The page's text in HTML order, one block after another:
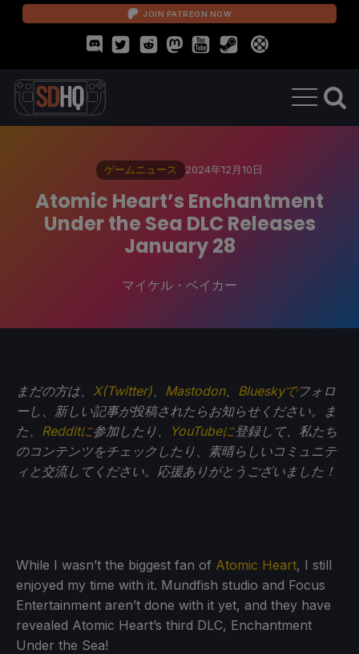
JOIN PATREON NOW
ゲームニュース 2024年12月10日
Atomic Heart’s Enchantment
Under the Sea DLC Releases
January 28
マイケル・ベイカー
まだの方は、 X(Twitter) Mastodon、 Blueskyでフォロ
ーし、新しい記事が投稿されたらお知らせください。ま
た、 Redditに参加したり、 YouTubeに登録して、私たち
のコンテンツをチェックしたり、素晴らしいコミュニテ
ィと交流してください。応援ありがとうございました！
While I wasn’t the biggest fan of Atomic Heart, I still
enjoyed my time with it. Mundfish studio and Focus
Entertainment aren’t done with it yet, and they have
revealed Atomic Heart’s third DLC, Enchantment
Under the Sea!